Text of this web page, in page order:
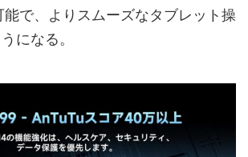
で、よりスムーズなタブレット操
になる。